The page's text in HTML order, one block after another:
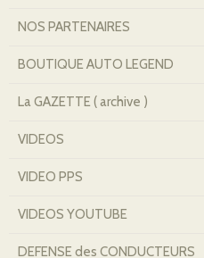
NOS PARTENAIRES
BOUTIQUE AUTO LEGEND
La GAZETTE ( archive )
VIDEOS
VIDEO PPS
VIDEOS YOUTUBE
DEFENSE des CONDUCTEURS